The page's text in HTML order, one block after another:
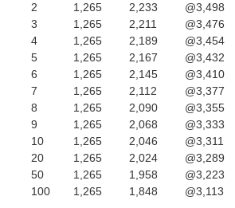
2
1,265 2,233 @3,498
3
1,265 2,211 @3,476
4
1,265 2,189 @3,454
5
1,265 2,167 @3,432
6
1,265 2,145 @3,410
7
1,265 2,112 @3,377
8
1,265 2,090 @3,355
9
1,265 2,068 @3,333
10
1,265 2,046 @3,311
20
1,265 2,024 @3,289
50
1,265 1,958 @3,223
100
1,265 1,848 @3,113